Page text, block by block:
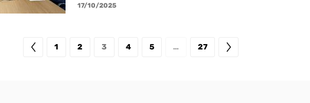
17/10/2025
1 2 3 4 5 … 27